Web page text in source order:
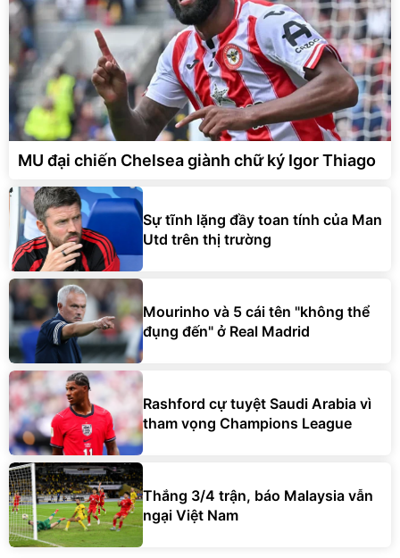
MU đại chiến Chelsea giành chữ ký Igor Thiago
Sự tĩnh lặng đầy toan tính của Man
Utd trên thị trường
Mourinho và 5 cái tên "không thể
đụng đến" ở Real Madrid
Rashford cự tuyệt Saudi Arabia vì
tham vọng Champions League
Thắng 3/4 trận, báo Malaysia vẫn
ngại Việt Nam